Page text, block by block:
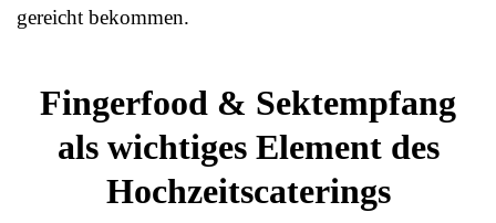
gereicht bekommen.
Fingerfood & Sektempfang
als wichtiges Element des
Hochzeitscaterings